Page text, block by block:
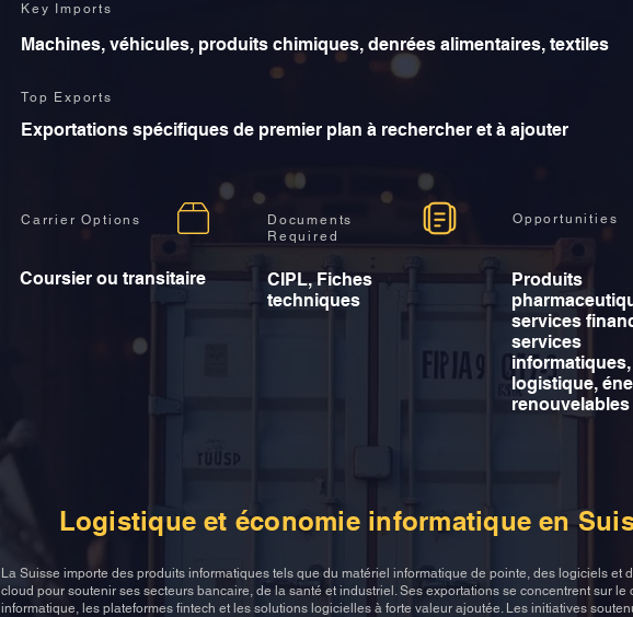
Key Imports
Machines, véhicules, produits chimiques, denrées alimentaires, textiles
Top Exports
Exportations spécifiques de premier plan à rechercher et à ajouter
Carrier Options
Coursier ou transitaire
Documents
Required
CIPL, Fiches
techniques
Opportunities
Produits
services
services
informatiques,
logistique,
renouvelables
Logistique et économie informatique en
La Suisse importe des produits informatiques tels que du matériel informatique de pointe, des logiciels et
cloud pour soutenir ses secteurs bancaire, de la santé et industriel. Ses exportations se concentrent sur le
informatique, les plateformes fintech et les solutions logicielles à forte valeur ajoutée. Les initiatives